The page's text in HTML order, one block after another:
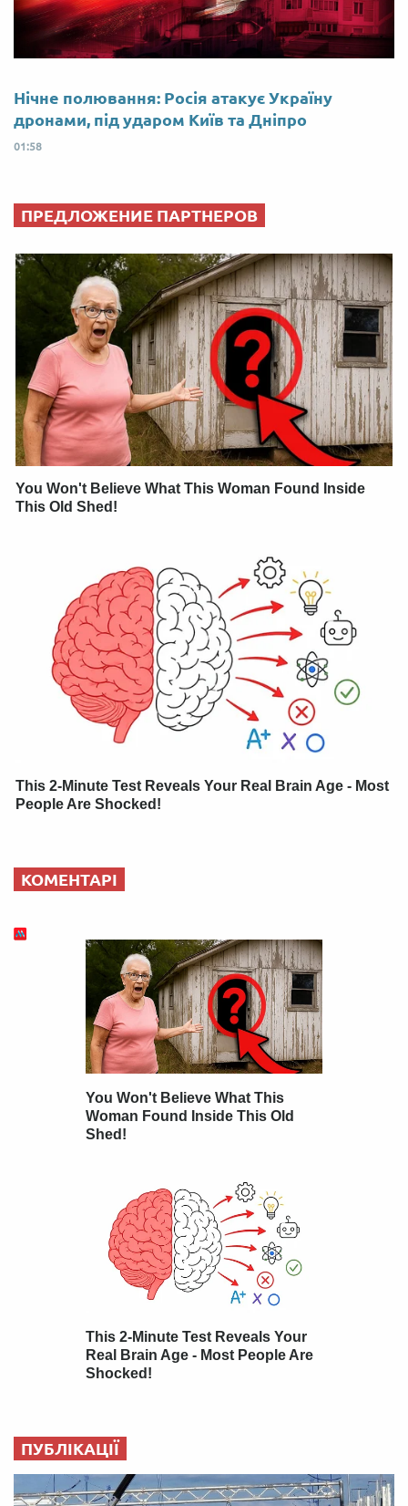
Нічне полювання: Росія атакує Україну
дронами, під ударом Київ та Дніпро
01:58
ПРЕДЛОЖЕНИЕ ПАРТНЕРОВ
You Won't Believe What This Woman Found Inside
This Old Shed!
This 2-Minute Test Reveals Your Real Brain Age - Most
People Are Shocked!
КОМЕНТАРІ
ПУБЛІКАЦІЇ